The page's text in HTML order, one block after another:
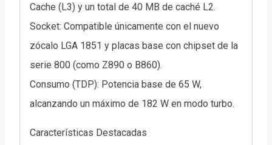
Cache (L3) y un total de 40 MB de caché L2.
Socket: Compatible únicamente con el nuevo
zócalo LGA 1851 y placas base con chipset de la
serie 800 (como Z890 o B860).
Consumo (TDP): Potencia base de 65 W,
alcanzando un máximo de 182 W en modo turbo.
Características Destacadas